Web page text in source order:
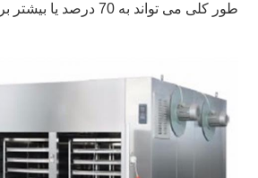
طور کلی می تواند به 70 درصد یا بیشتر برسد که مزایای خشک شدن یکنواخت را دارد. ، صرفه جویی در انرژی، کنترل دما، سر و صدای کم، عمر طولانی و غیره.